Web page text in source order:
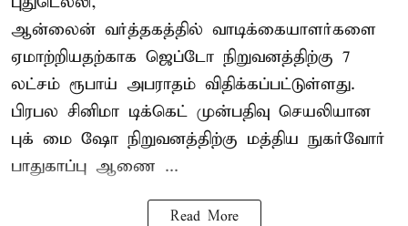
ஆன்லைன் வர்த்தகத்தில் வாடிக்கையாளர்களை
ஏமாற்றியதற்காக ஜெப்டோ நிறுவனத்திற்கு 7
லட்சம் ரூபாய் அபராதம் விதிக்கப்பட்டுள்ளது.
பிரபல சினிமா டிக்கெட் முன்பதிவு செயலியான
புக் மை ஷோ நிறுவனத்திற்கு மத்திய நுகர்வோர்
பாதுகாப்பு ஆணை ...
Read More